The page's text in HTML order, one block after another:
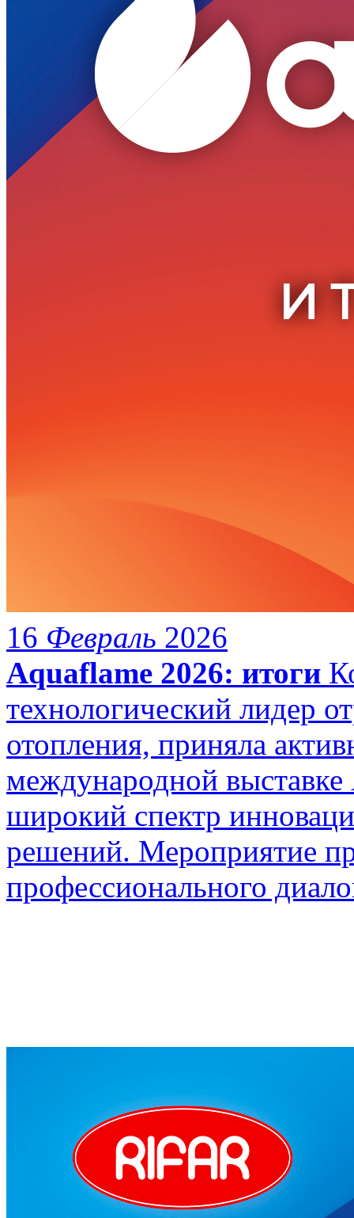
16 Февраль 2026
Aquaflame 2026: итоги
технологический лидер
отопления, приняла
международной выставке
широкий спектр
решений. Мероприятие
профессионального